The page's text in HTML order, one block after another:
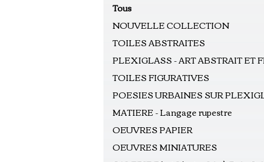
Tous
NOUVELLE COLLECTION
TOILES ABSTRAITES
PLEXIGLASS - ART ABSTRAIT ET
TOILES FIGURATIVES
POESIES URBAINES SUR
MATIERE - Langage rupestre
OEUVRES PAPIER
OEUVRES MINIATURES